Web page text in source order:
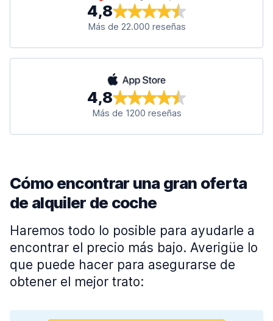
4,8
Más de 22.000 reseñas
4,8
Más de 1200 reseñas
Cómo encontrar una gran oferta
de alquiler de coche
Haremos todo lo posible para ayudarle a
encontrar el precio más bajo. Averigüe lo
que puede hacer para asegurarse de
obtener el mejor trato: